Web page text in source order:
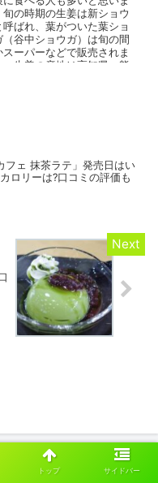
旬の時期の生姜は新ショウ
呼ばれ、葉がついた葉ショ
（谷中ショウガ）は旬の間
スーパーなどで販売されま
。生姜の産地は高知県・熊
フェ 抹茶ラテ」発売日はい
ロリーは?口コミの評価も
トップ サイドバー